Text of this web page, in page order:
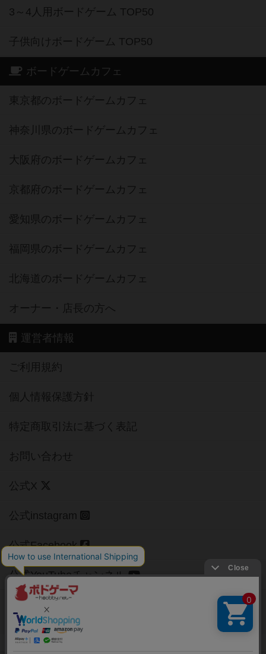
3～4人用ボードゲーム TOP50
子供向けボードゲーム TOP50
ボードゲームカフェ
東京都のボードゲームカフェ
神奈川県のボードゲームカフェ
大阪府のボードゲームカフェ
京都府のボードゲームカフェ
愛知県のボードゲームカフェ
福岡県のボードゲームカフェ
北海道のボードゲームカフェ
オーナー・店長の方へ
運営者情報
ご利用規約
個人情報保護方針
特定商取引法に基づく表記
お問い合わせ
公式X
公式instagram
公式Facebook
公式YouTubeチャンネル